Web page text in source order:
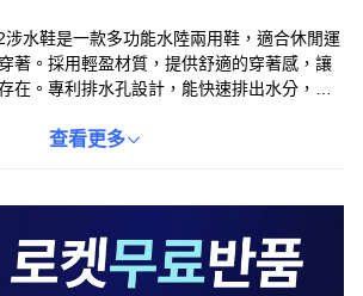
水鞋是一款多功能水陸兩用鞋，適合休閒運
著。採用輕盈材質，提供舒適的穿著感，讓
在。專利排水孔設計，能快速排出水分，保
，WEEK9 Aquanine V2都能讓您輕鬆應對。
查看更多